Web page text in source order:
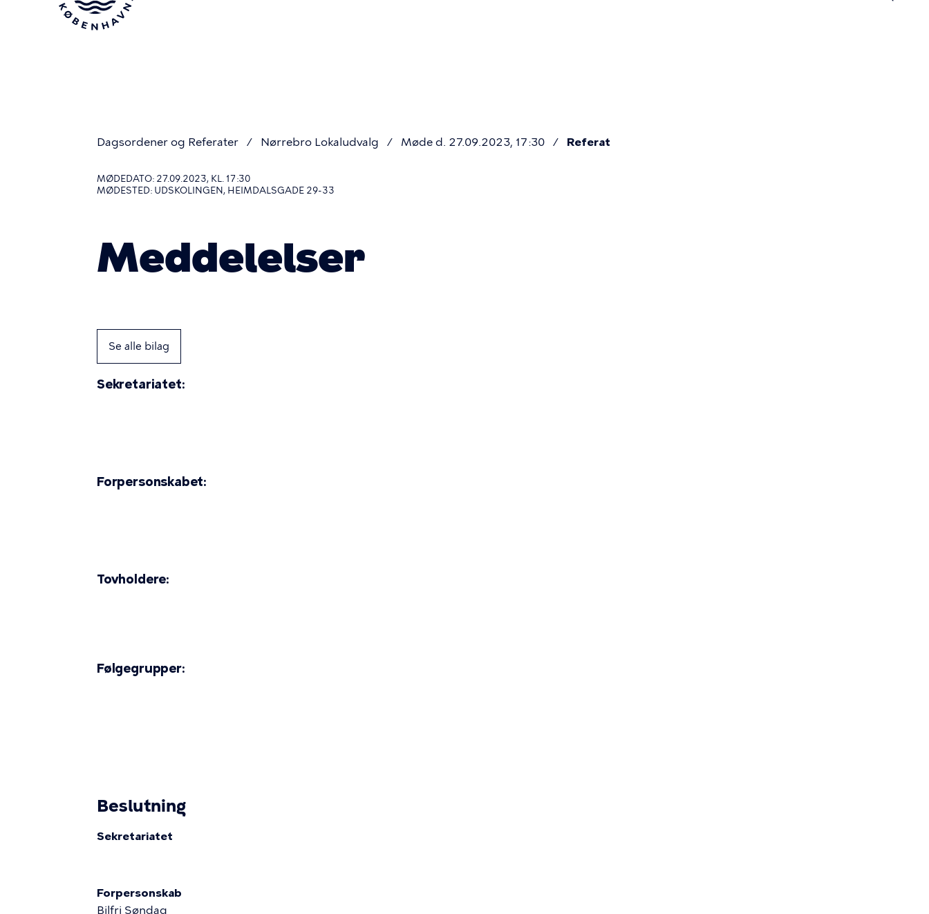
Dagsordener og Referater Nørrebro Lokaludvalg Møde d. 27.09.2023, 17:30 Referat
MØDEDATO: 27.09.2023, KL. 17:30
MØDESTED: UDSKOLINGEN, HEIMDALSGADE 29-33
Meddelelser
Se alle bilag
Sekretariatet:
Forpersonskabet:
Tovholdere:
Følgegrupper:
Beslutning
Sekretariatet
Forpersonskab
Bilfri Søndag